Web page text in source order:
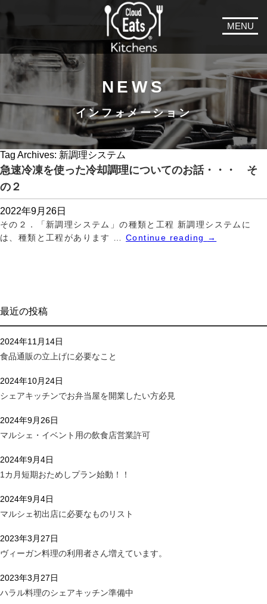
MENU
NEWS
インフォメーション
Tag Archives: 新調理システム
急速冷凍を使った冷却調理についてのお話・・・ そ
の２
2022年9月26日
その２．「新調理システム」の種類と工程 新調理システムに
は、種類と工程があります … Continue reading →
最近の投稿
食品通販の立上げに必要なこと
2024年11月14日
シェアキッチンでお弁当屋を開業したい方必見
2024年10月24日
マルシェ・イベント用の飲食店営業許可
2024年9月26日
1カ月短期おためしプラン始動！！
2024年9月4日
マルシェ初出店に必要なものリスト
2024年9月4日
ヴィーガン料理の利用者さん増えています。
2023年3月27日
ハラル料理のシェアキッチン準備中
2023年3月27日